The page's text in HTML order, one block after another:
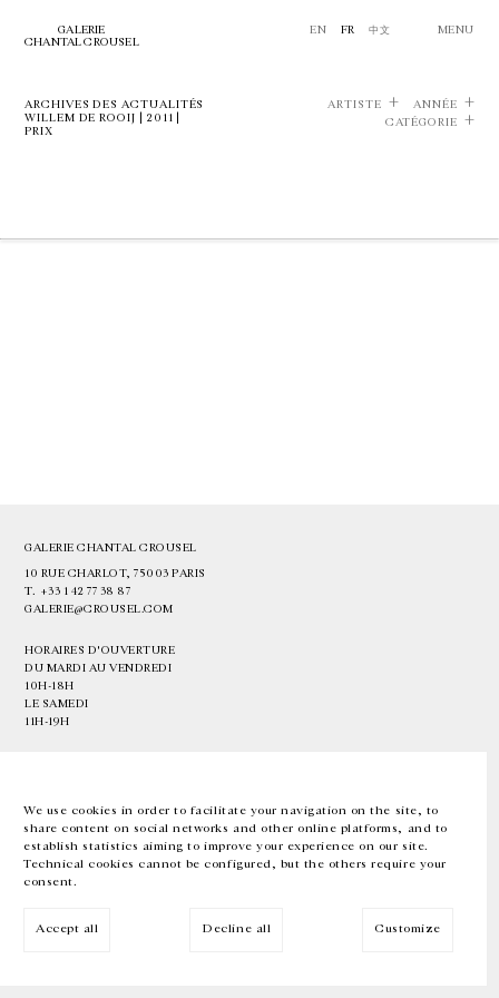
We use cookies in order to facilitate your navigation on the site, to
share content on social networks and other online platforms, and to
establish statistics aiming to improve your experience on our site.
Technical cookies cannot be configured, but the others require your
consent.
Accept all Decline all Customize
GALERIE
CHANTAL CROUSEL
EN FR 中文 MENU
ARCHIVES DES ACTUALITÉS
WILLEM DE ROOIJ | 2011 |
PRIX
ARTISTE
ANNÉE
CATÉGORIE
GALERIE CHANTAL CROUSEL
10 RUE CHARLOT, 75003 PARIS
T. +33 1 42 77 38 87
GALERIE@CROUSEL.COM
HORAIRES D'OUVERTURE
DU MARDI AU VENDREDI
10H-18H
LE SAMEDI
11H-19H
EN FR 中文 Facebook Instagram
Inscrivez-vous à notre newsletter